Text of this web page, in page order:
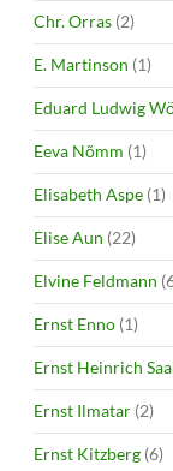
Chr. Orras (2)
E. Martinson (1)
Eduard Ludwig
Eeva Nõmm (1)
Elisabeth Aspe (1)
Elise Aun (22)
Elvine Feldmann
Ernst Enno (1)
Ernst Heinrich
Ernst Ilmatar (2)
Ernst Kitzberg (6)